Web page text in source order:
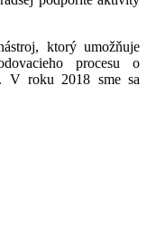
ktorý umožňuje
procesu o
V roku 2018 sme sa